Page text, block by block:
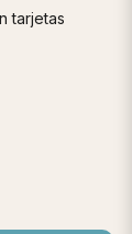
tarjetas